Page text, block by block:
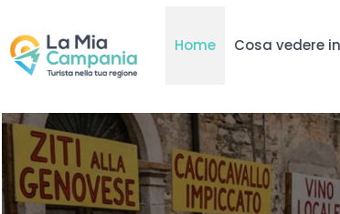
Home Cosa vedere